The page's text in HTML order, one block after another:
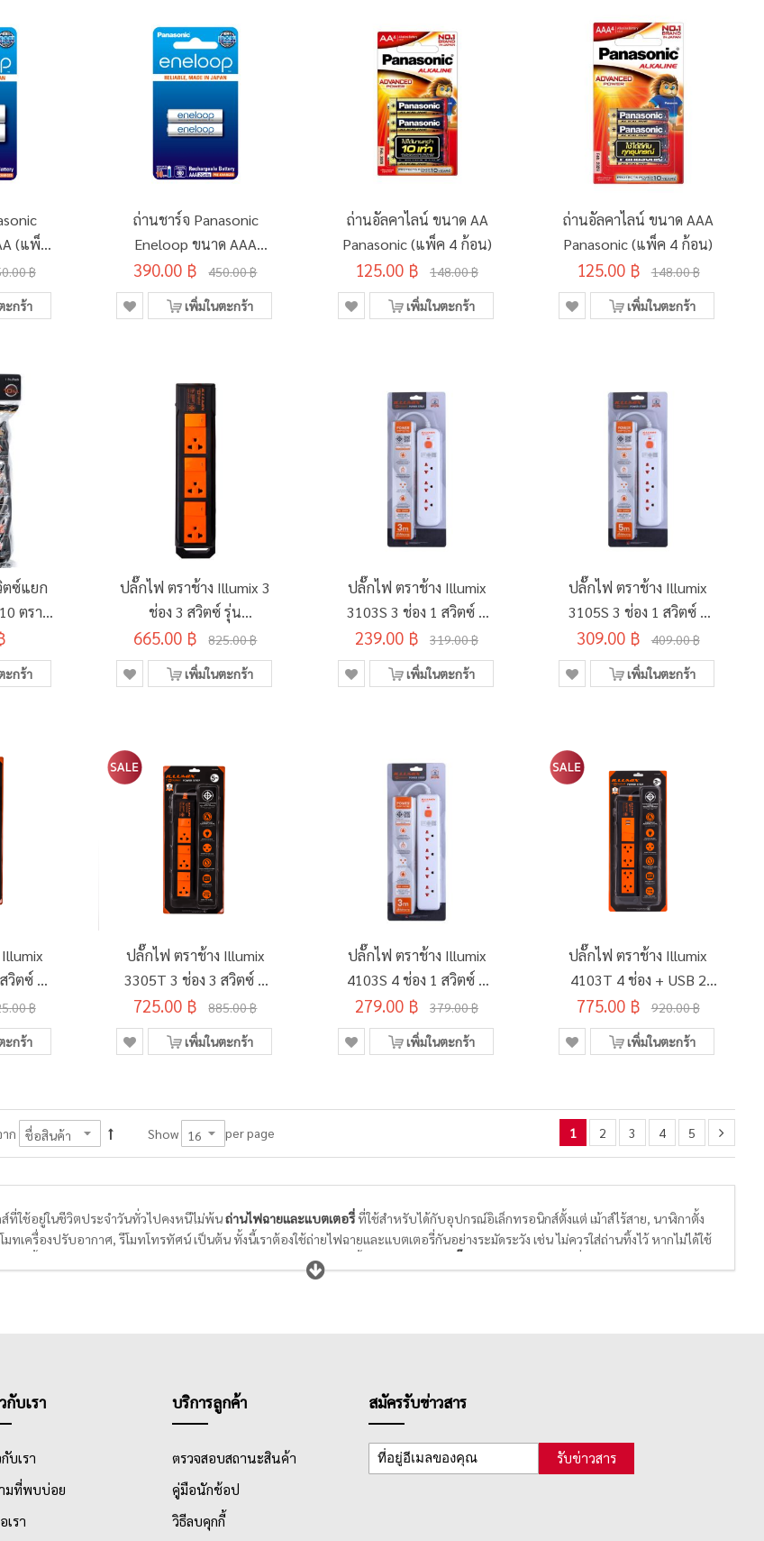
(แพ็ค
฿
ะกร้า
ถ่านชาร์จ Panasonic
Eneloop ขนาด AAA
(แพ็ค 2 ก้อน)
390.00 ฿ 450.00 ฿
เพิ่มในตะกร้า
ถ่านอัลคาไลน์ ขนาด AA
Panasonic (แพ็ค 4 ก้อน)
125.00 ฿ 148.00 ฿
เพิ่มในตะกร้า
ถ่านอัลคาไลน์ ขนาด AAA
Panasonic (แพ็ค 4 ก้อน)
125.00 ฿ 148.00 ฿
เพิ่มในตะกร้า
ตซ์แยก
ตรา
ะกร้า
ปลั๊กไฟ ตราช้าง Illumix 3
ช่อง 3 สวิตซ์ รุ่น
3303T/3305T
665.00 ฿ 825.00 ฿
เพิ่มในตะกร้า
ปลั๊กไฟ ตราช้าง Illumix
3103S 3 ช่อง 1 สวิตซ์ 3
เมตร สีขาว
239.00 ฿ 319.00 ฿
เพิ่มในตะกร้า
ปลั๊กไฟ ตราช้าง Illumix
3105S 3 ช่อง 1 สวิตซ์ 5
เมตร สีขาว
309.00 ฿ 409.00 ฿
เพิ่มในตะกร้า
วิตซ์ 3
฿
ะกร้า
ปลั๊กไฟ ตราช้าง Illumix
3305T 3 ช่อง 3 สวิตซ์ 5
เมตร
725.00 ฿ 885.00 ฿
เพิ่มในตะกร้า
ปลั๊กไฟ ตราช้าง Illumix
4103S 4 ช่อง 1 สวิตซ์ 3
เมตร สีขาว
279.00 ฿ 379.00 ฿
เพิ่มในตะกร้า
ปลั๊กไฟ ตราช้าง Illumix
4103T 4 ช่อง + USB 2
ช่อง 1 สวิตซ์ 3 เมตร
775.00 ฿ 920.00 ฿
เพิ่มในตะกร้า
าก Show per page 1 2 3 4 5
ที่ใช้อยู่ในชีวิตประจำวันทั่วไปคงหนีไม่พ้นถ่านไฟฉายและแบตเตอรี่ที่ใช้สำหรับได้กับอุปกรณ์อิเล็กทรอนิกส์ตั้งแต่ เม้าส์ไร้สาย, นาฬิกาตั้ง
มทเครื่องปรับอากาศ, รีโมทโทรทัศน์ เป็นต้น ทั้งนี้เราต้องใช้ถ่ายไฟฉายและแบตเตอรี่กันอย่างระมัดระวัง เช่น ไม่ควรใส่ถ่านทิ้งไว้ หากไม่ได้ใช้
นิกส์นั้นๆ เพราะถ่านอาจจะละลายทำให้เกิดความเสียหายกับอุปกรณ์นั้นๆได้ หรือแม้แต่
กับเรา
บเรา
มที่พบบ่อย
เรา
บริการลูกค้า
ตรวจสอบสถานะสินค้า
คู่มือนักช้อป
วิธีลบคุกกี้
สมัครรับข่าวสาร
รับข่าวสาร